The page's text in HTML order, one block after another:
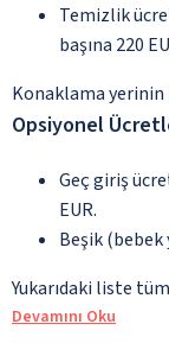
Temizlik
başına 220
Konaklama
Opsiyonel
Geç giriş
EUR.
Beşik (bebek
Yukarıdaki liste
Devamını Oku